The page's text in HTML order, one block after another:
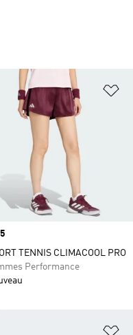
à la Liste de produits
TENNIS CLIMACOOL PRO
Performance
à la Liste de produits